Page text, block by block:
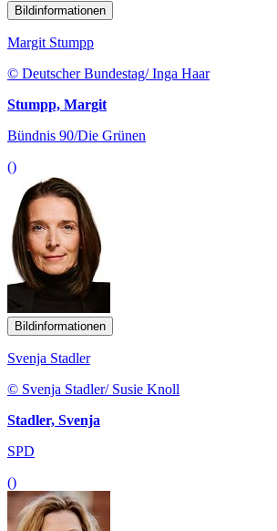
Bildinformationen
Margit Stumpp
© Deutscher Bundestag/ Inga Haar
Stumpp, Margit
Bündnis 90/Die Grünen
()
Bildinformationen
Svenja Stadler
© Svenja Stadler/ Susie Knoll
Stadler, Svenja
SPD
()